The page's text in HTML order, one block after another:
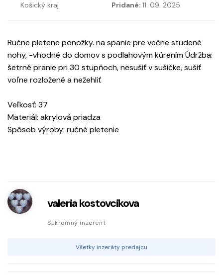
Košický kraj Pridané: 11. 09. 2025
Ručne pletene ponožky. na spanie pre večne studené
nohy, -vhodné do domov s podlahovým kúrením Údržba:
šetrné pranie pri 30 stupňoch, nesušiť v sušičke, sušiť
voľne rozložené a nežehliť
Veľkosť: 37
Materiál: akrylová priadza
Spôsob výroby: ručné pletenie
valeria kostovcikova
Súkromný inzerent
Všetky inzeráty predajcu